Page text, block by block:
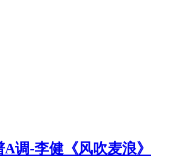
调-李健《风吹麦浪》